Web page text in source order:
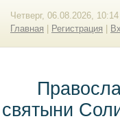
Четверг, 06.08.2026, 10:14
Главная
Регистрация
святыни